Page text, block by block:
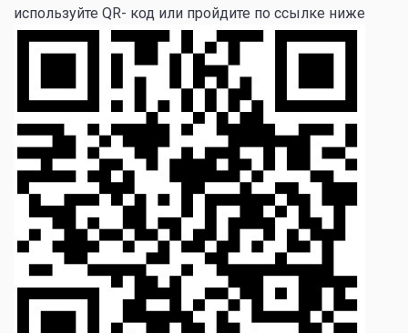
используйте QR- код или пройдите по ссылке ниже